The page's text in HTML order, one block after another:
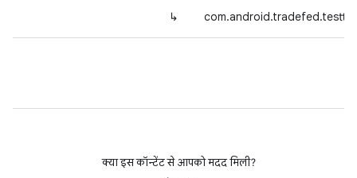
↳
क्या इस कॉन्टेंट से आपको मदद मिली?